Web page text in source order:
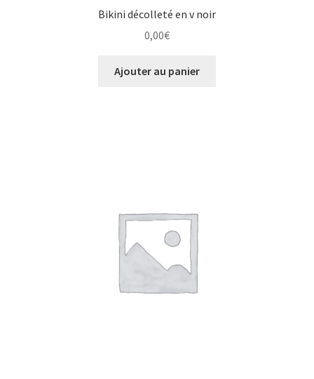
Bikini décolleté en v noir
0,00€
Ajouter au panier